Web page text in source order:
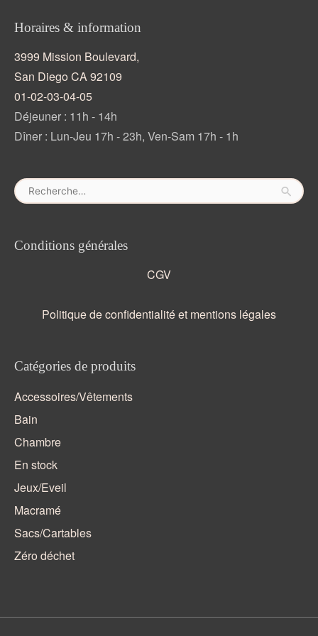
Horaires & information
3999 Mission Boulevard,
San Diego CA 92109
01-02-03-04-05
Déjeuner : 11h - 14h
Dîner : Lun-Jeu 17h - 23h, Ven-Sam 17h - 1h
Rechercher :
Conditions générales
CGV
Politique de confidentialité et mentions légales
Catégories de produits
Accessoires/Vêtements
Bain
Chambre
En stock
Jeux/Eveil
Macramé
Sacs/Cartables
Zéro déchet